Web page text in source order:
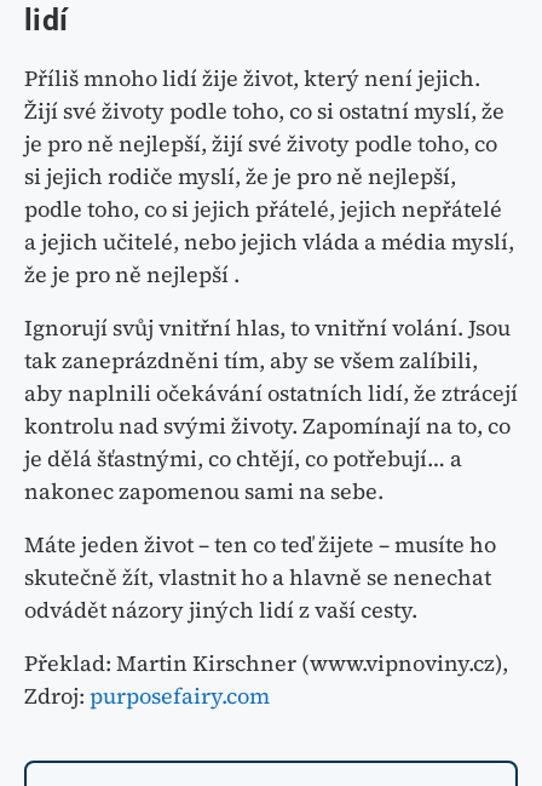
lidí
Příliš mnoho lidí žije život, který není jejich.
Žijí své životy podle toho, co si ostatní myslí, že
je pro ně nejlepší, žijí své životy podle toho, co
si jejich rodiče myslí, že je pro ně nejlepší,
podle toho, co si jejich přátelé, jejich nepřátelé
a jejich učitelé, nebo jejich vláda a média myslí,
že je pro ně nejlepší .
Ignorují svůj vnitřní hlas, to vnitřní volání. Jsou
tak zaneprázdněni tím, aby se všem zalíbili,
aby naplnili očekávání ostatních lidí, že ztrácejí
kontrolu nad svými životy. Zapomínají na to, co
je dělá šťastnými, co chtějí, co potřebují… a
nakonec zapomenou sami na sebe.
Máte jeden život – ten co teď žijete – musíte ho
skutečně žít, vlastnit ho a hlavně se nenechat
odvádět názory jiných lidí z vaší cesty.
Překlad: Martin Kirschner (www.vipnoviny.cz),
Zdroj: purposefairy.com